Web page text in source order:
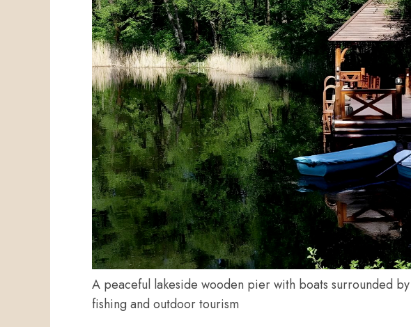
A peaceful lakeside wooden pier with boats surrounded
fishing and outdoor tourism